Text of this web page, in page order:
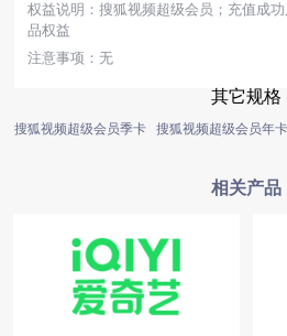
权益说明：搜狐视频超级会员；充值成
品权益
注意事项：无
其它规格
搜狐视频超级会员季卡 搜狐视频超级会员年卡
相关产品